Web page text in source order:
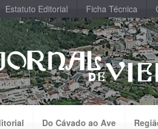
Estatuto Editorial Ficha Técnica
Do Cávado ao Ave